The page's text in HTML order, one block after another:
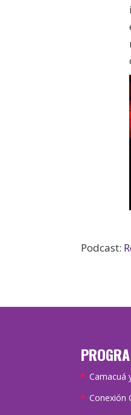
Podcast:
Camacuá
Conexión